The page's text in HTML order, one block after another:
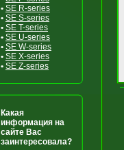
• SE R-series
• SE S-series
• SE T-series
• SE U-series
• SE W-series
• SE X-series
• SE Z-series
Какая
информация на
сайте Вас
заинтересовала?